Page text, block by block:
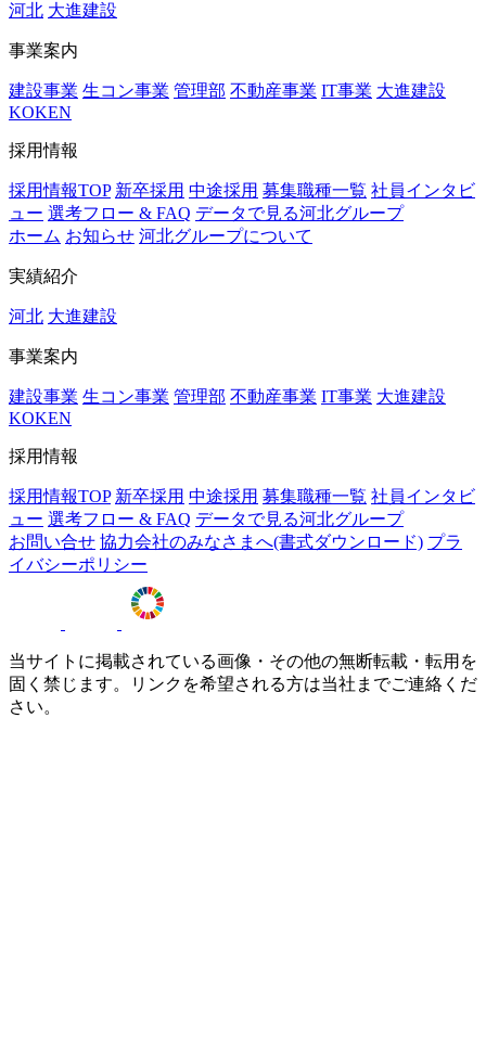
河北 大進建設
事業案内
建設事業 生コン事業 管理部 不動産事業 IT事業 大進建設
KOKEN
採用情報
採用情報TOP 新卒採用 中途採用 募集職種一覧 社員インタビ
ュー 選考フロー & FAQ データで見る河北グループ
ホーム お知らせ 河北グループについて
実績紹介
河北 大進建設
事業案内
建設事業 生コン事業 管理部 不動産事業 IT事業 大進建設
KOKEN
採用情報
採用情報TOP 新卒採用 中途採用 募集職種一覧 社員インタビ
ュー 選考フロー & FAQ データで見る河北グループ
お問い合せ 協力会社のみなさまへ(書式ダウンロード) プラ
イバシーポリシー
当サイトに掲載されている画像・その他の無断転載・転用を
固く禁じます。リンクを希望される方は当社までご連絡くだ
さい。